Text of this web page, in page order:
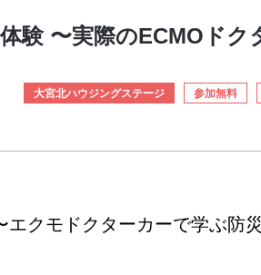
験 〜実際のECMOド
大宮北ハウジングステージ 参加無料
エクモドクターカーで学ぶ防